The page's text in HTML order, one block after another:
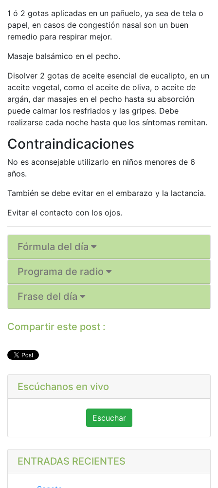
1 ó 2 gotas aplicadas en un pañuelo, ya sea de tela o
papel, en casos de congestión nasal son un buen
remedio para respirar mejor.
Masaje balsámico en el pecho.
Disolver 2 gotas de aceite esencial de eucalipto, en un
aceite vegetal, como el aceite de oliva, o aceite de
argán, dar masajes en el pecho hasta su absorción
puede calmar los resfriados y las gripes. Debe
realizarse cada noche hasta que los síntomas remitan.
Contraindicaciones
No es aconsejable utilizarlo en niños menores de 6
años.
También se debe evitar en el embarazo y la lactancia.
Evitar el contacto con los ojos.
Fórmula del día
Programa de radio
Frase del día
Compartir este post :
Escúchanos en vivo
Escuchar
ENTRADAS RECIENTES